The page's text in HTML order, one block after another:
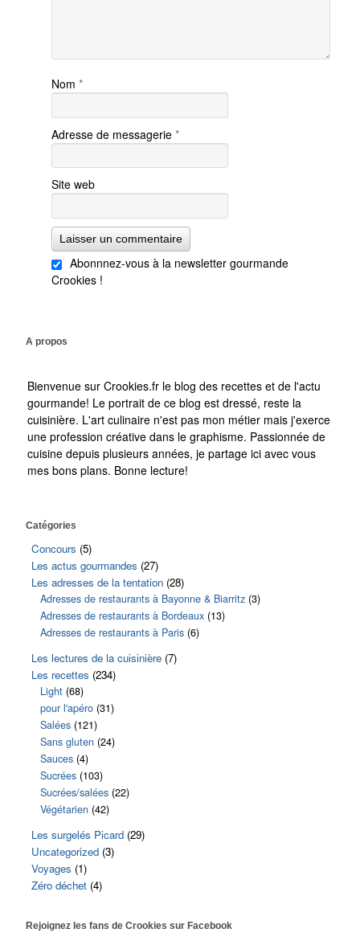
Nom *
Adresse de messagerie *
Site web
Abonnnez-vous à la newsletter gourmande
Crookies !
A propos
Bienvenue sur Crookies.fr le blog des recettes et de l'actu
gourmande! Le portrait de ce blog est dressé, reste la
cuisinière. L'art culinaire n'est pas mon métier mais j'exerce
une profession créative dans le graphisme. Passionnée de
cuisine depuis plusieurs années, je partage ici avec vous
mes bons plans. Bonne lecture!
Catégories
Concours (5)
Les actus gourmandes (27)
Les adresses de la tentation (28)
Adresses de restaurants à Bayonne & Biarritz (3)
Adresses de restaurants à Bordeaux (13)
Adresses de restaurants à Paris (6)
Les lectures de la cuisinière (7)
Les recettes (234)
Light (68)
pour l'apéro (31)
Salées (121)
Sans gluten (24)
Sauces (4)
Sucrées (103)
Sucrées/salées (22)
Végétarien (42)
Les surgelés Picard (29)
Uncategorized (3)
Voyages (1)
Zéro déchet (4)
Rejoignez les fans de Crookies sur Facebook